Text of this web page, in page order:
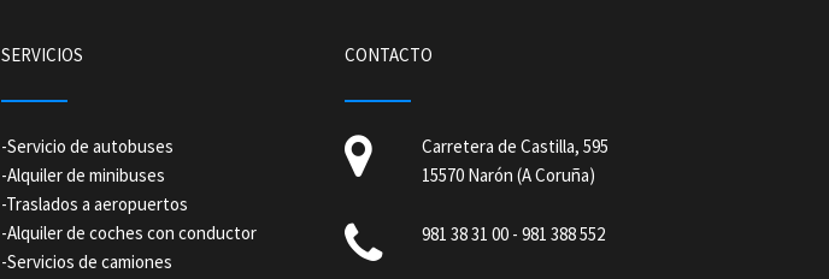
SERVICIOS
-Servicio de autobuses
-Alquiler de minibuses
-Traslados a aeropuertos
-Alquiler de coches con conductor
-Servicios de camiones
CONTACTO
Carretera de Castilla, 595
15570 Narón (A Coruña)
981 38 31 00- 981 388 552